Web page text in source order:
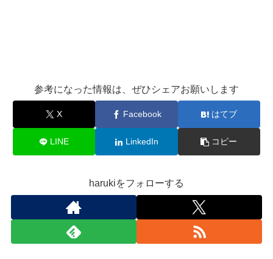
参考になった情報は、ぜひシェアお願いします
X Facebook はてブ
LINE LinkedIn コピー
harukiをフォローする